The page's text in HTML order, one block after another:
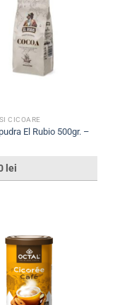
CICOARE
El Rubio 500gr. –
lei